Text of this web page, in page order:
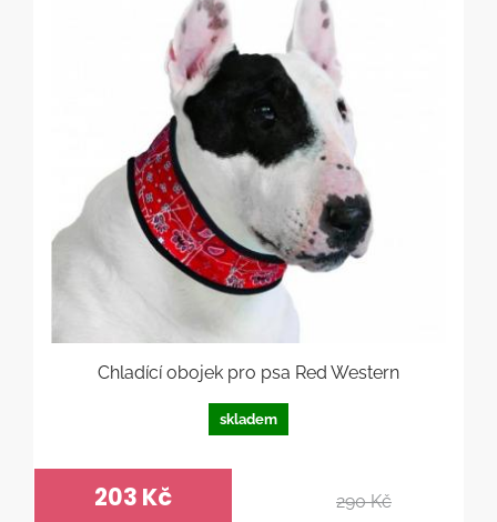
Chladící obojek pro psa Red Western
skladem
203 Kč 290 Kč